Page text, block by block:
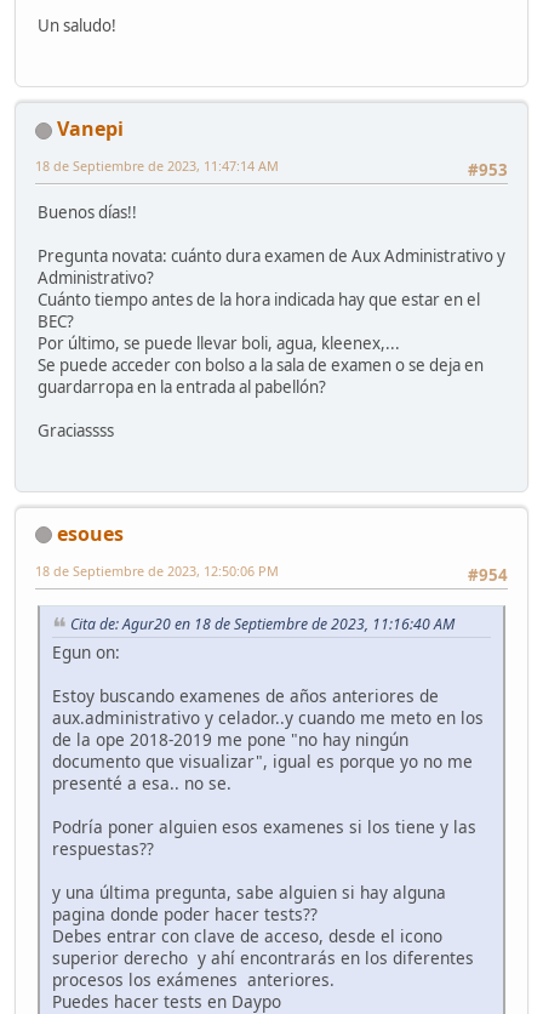
Un saludo!
Vanepi
#953
18 de Septiembre de 2023, 11:47:14 AM
Buenos días!!
Pregunta novata: cuánto dura examen de Aux Administrativo y
Administrativo?
Cuánto tiempo antes de la hora indicada hay que estar en el
BEC?
Por último, se puede llevar boli, agua, kleenex,...
Se puede acceder con bolso a la sala de examen o se deja en
guardarropa en la entrada al pabellón?
Graciassss
esoues
#954
18 de Septiembre de 2023, 12:50:06 PM
Cita de: Agur20 en 18 de Septiembre de 2023, 11:16:40 AM
Egun on:
Estoy buscando examenes de años anteriores de
aux.administrativo y celador..y cuando me meto en los
de la ope 2018-2019 me pone "no hay ningún
documento que visualizar", igual es porque yo no me
presenté a esa.. no se.
Podría poner alguien esos examenes si los tiene y las
respuestas??
y una última pregunta, sabe alguien si hay alguna
pagina donde poder hacer tests??
Debes entrar con clave de acceso, desde el icono
superior derecho y ahí encontrarás en los diferentes
procesos los exámenes anteriores.
Puedes hacer tests en Daypo